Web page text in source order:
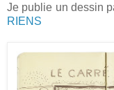
Je publie un dessin
RIENS